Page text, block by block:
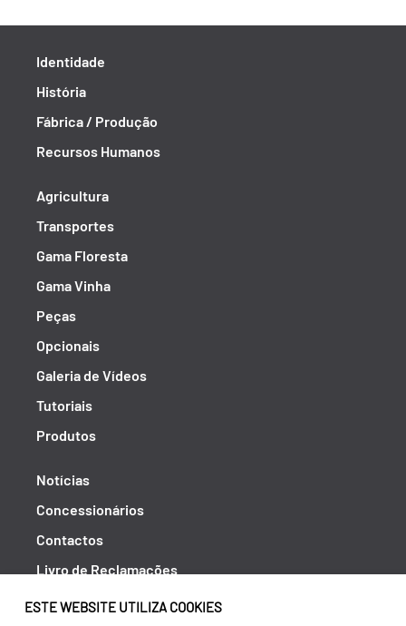
ESTE WEBSITE UTILIZA COOKIES
Identidade
História
Fábrica / Produção
Recursos Humanos
Agricultura
Transportes
Gama Floresta
Gama Vinha
Peças
Opcionais
Galeria de Vídeos
Tutoriais
Produtos
Notícias
Concessionários
Contactos
Livro de Reclamações
Política de Privacidade